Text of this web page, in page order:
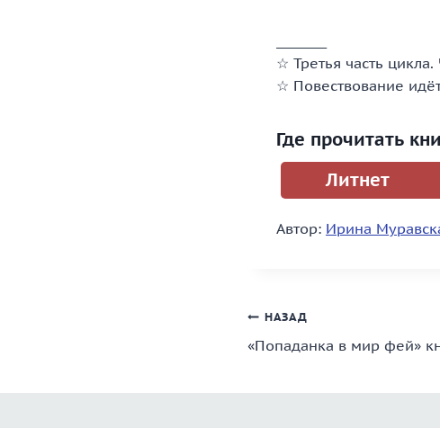
☆ Третья часть цикла.
☆ Повествование
Где прочитать
Литнет
Автор: Ирина
Навигация
по
НАЗАД
«Попаданка в мир фей»